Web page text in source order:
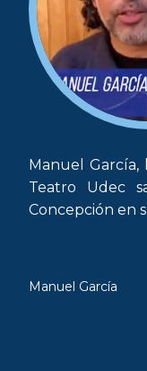
Manuel
Teatro Udec
Concepción en
Manuel García